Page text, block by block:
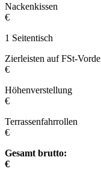
€
1 Seitentisch
Zierleisten
€
€
€
Gesamt
€